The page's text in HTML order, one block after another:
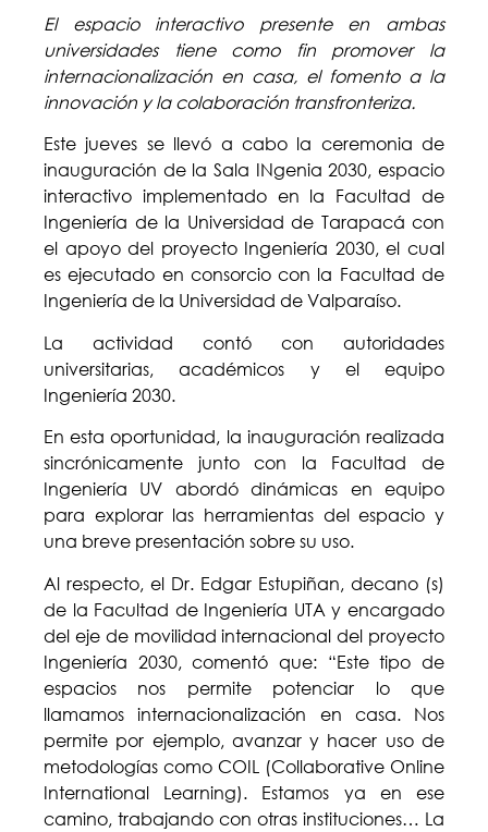
El espacio interactivo presente en ambas
universidades tiene como fin promover la
internacionalización en casa, el fomento a la
innovación y la colaboración transfronteriza.
Este jueves se llevó a cabo la ceremonia de
inauguración de la Sala INgenia 2030, espacio
interactivo implementado en la Facultad de
Ingeniería de la Universidad de Tarapacá con
el apoyo del proyecto Ingeniería 2030, el cual
es ejecutado en consorcio con la Facultad de
Ingeniería de la Universidad de Valparaíso.
La actividad contó con autoridades
universitarias, académicos y el equipo
Ingeniería 2030.
En esta oportunidad, la inauguración realizada
sincrónicamente junto con la Facultad de
Ingeniería UV abordó dinámicas en equipo
para explorar las herramientas del espacio y
una breve presentación sobre su uso.
Al respecto, el Dr. Edgar Estupiñan, decano (s)
de la Facultad de Ingeniería UTA y encargado
del eje de movilidad internacional del proyecto
Ingeniería 2030, comentó que: “Este tipo de
espacios nos permite potenciar lo que
llamamos internacionalización en casa. Nos
permite por ejemplo, avanzar y hacer uso de
metodologías como COIL (Collaborative Online
International Learning). Estamos ya en ese
camino, trabajando con otras instituciones… La